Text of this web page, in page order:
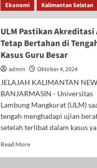
Ekonomi Kalimantan Selatan
ULM Pastikan Akreditasi
Tetap Bertahan di
Kasus Guru Besar
admin
Oktober 4, 2024
JELAJAH KALIMANTAN
BANJARMASIN - Universitas
Lambung Mangkurat (ULM)
tengah menghadapi ujian
setelah terlibat dalam kasus
Read MoreRead